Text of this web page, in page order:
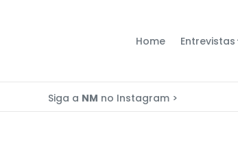
Home Entrevistas
Siga a NM no Instagram >